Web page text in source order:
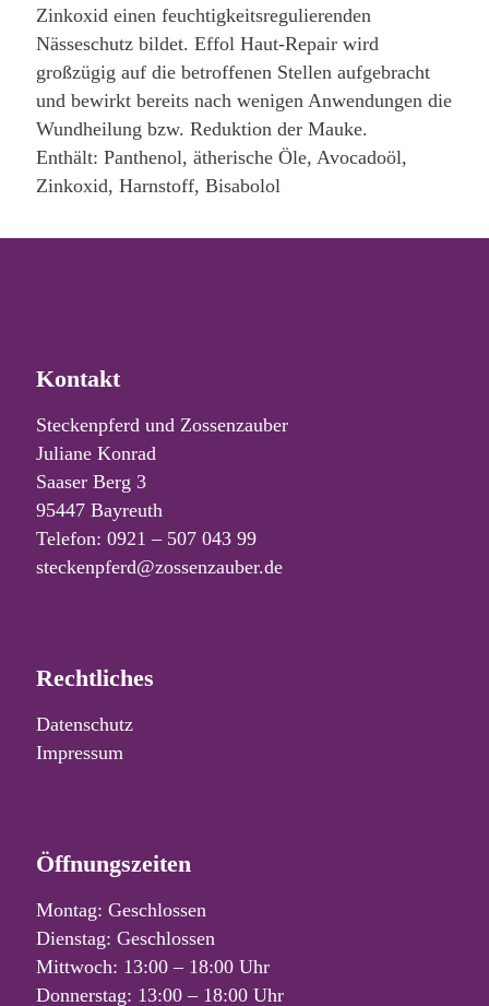
Zinkoxid einen feuchtigkeitsregulierenden
Nässeschutz bildet. Effol Haut-Repair wird
großzügig auf die betroffenen Stellen aufgebracht
und bewirkt bereits nach wenigen Anwendungen die
Wundheilung bzw. Reduktion der Mauke.
Enthält: Panthenol, ätherische Öle, Avocadoöl,
Zinkoxid, Harnstoff, Bisabolol
Kontakt
Steckenpferd und Zossenzauber
Juliane Konrad
Saaser Berg 3
95447 Bayreuth
Telefon: 0921 – 507 043 99
steckenpferd@zossenzauber.de
Rechtliches
Datenschutz
Impressum
Öffnungszeiten
Montag: Geschlossen
Dienstag: Geschlossen
Mittwoch: 13:00 – 18:00 Uhr
Donnerstag: 13:00 – 18:00 Uhr